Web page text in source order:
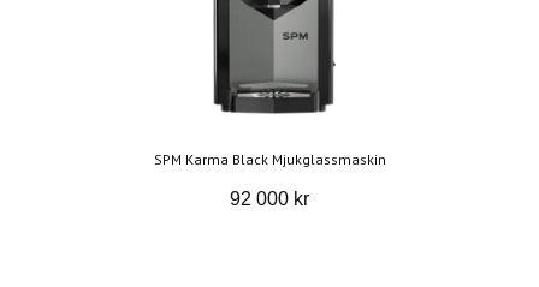
SPM Karma Black Mjukglassmaskin
92 000 kr